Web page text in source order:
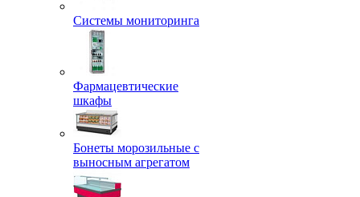
Системы мониторинга
Фармацевтические
шкафы
Бонеты морозильные с
выносным агрегатом